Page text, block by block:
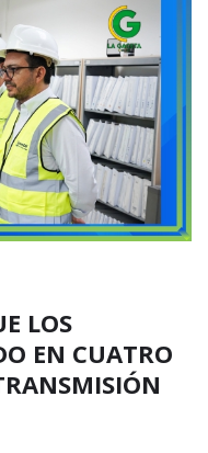
LOS
EN CUATRO